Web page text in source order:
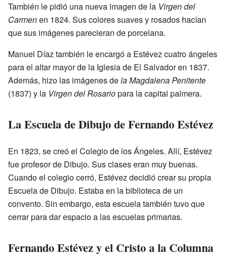
También le pidió una nueva imagen de la Virgen del
Carmenen 1824. Sus colores suaves y rosados hacían
que sus imágenes parecieran de porcelana.
Manuel Díaz también le encargó a Estévez cuatro ángeles
para el altar mayor de la Iglesia de El Salvador en 1837.
Además, hizo las imágenes dela Magdalena Penitente
(1837) y la Virgen del Rosariopara la capital palmera.
La Escuela de Dibujo de Fernando Estévez
En 1823, se creó el Colegio de los Ángeles. Allí, Estévez
fue profesor de Dibujo. Sus clases eran muy buenas.
Cuando el colegio cerró, Estévez decidió crear su propia
Escuela de Dibujo. Estaba en la biblioteca de un
convento. Sin embargo, esta escuela también tuvo que
cerrar para dar espacio a las escuelas primarias.
Fernando Estévez y el Cristo a la Columna